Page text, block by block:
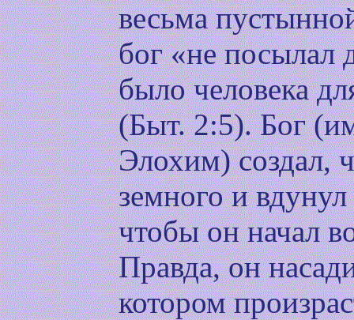
весьма
бог «не посылал
было человека
(Быт. 2:5). Бог
Элохим) создал,
земного и
чтобы он начал
Правда, он
котором